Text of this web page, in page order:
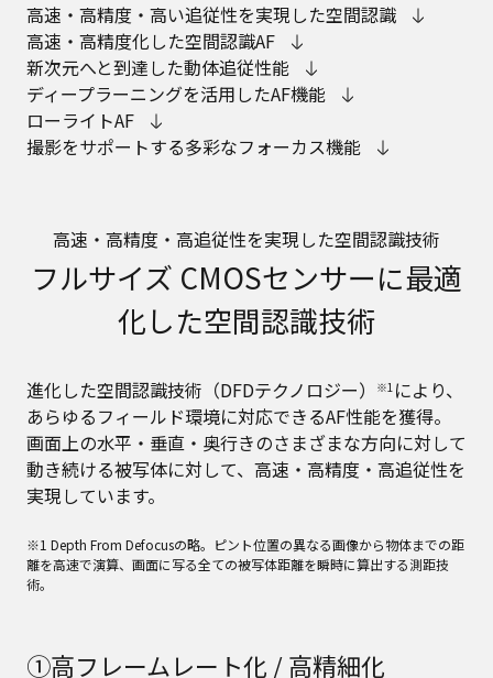
高速・高精度・高い追従性を実現した空間認識
高速・高精度化した空間認識AF
新次元へと到達した動体追従性能
ディープラーニングを活用したAF機能
ローライトAF
撮影をサポートする多彩なフォーカス機能
高速・高精度・高追従性を実現した空間認識技術
フルサイズ CMOSセンサーに最適
化した空間認識技術
進化した空間認識技術（DFDテクノロジー） ※1 により、
あらゆるフィールド環境に対応できるAF性能を獲得。
画面上の水平・垂直・奥行きのさまざまな方向に対して
動き続ける被写体に対して、高速・高精度・高追従性を
実現しています。
※1 Depth From Defocusの略。ピント位置の異なる画像から物体までの距
離を高速で演算、画面に写る全ての被写体距離を瞬時に算出する測距技
術。
①高フレームレート化 / 高精細化